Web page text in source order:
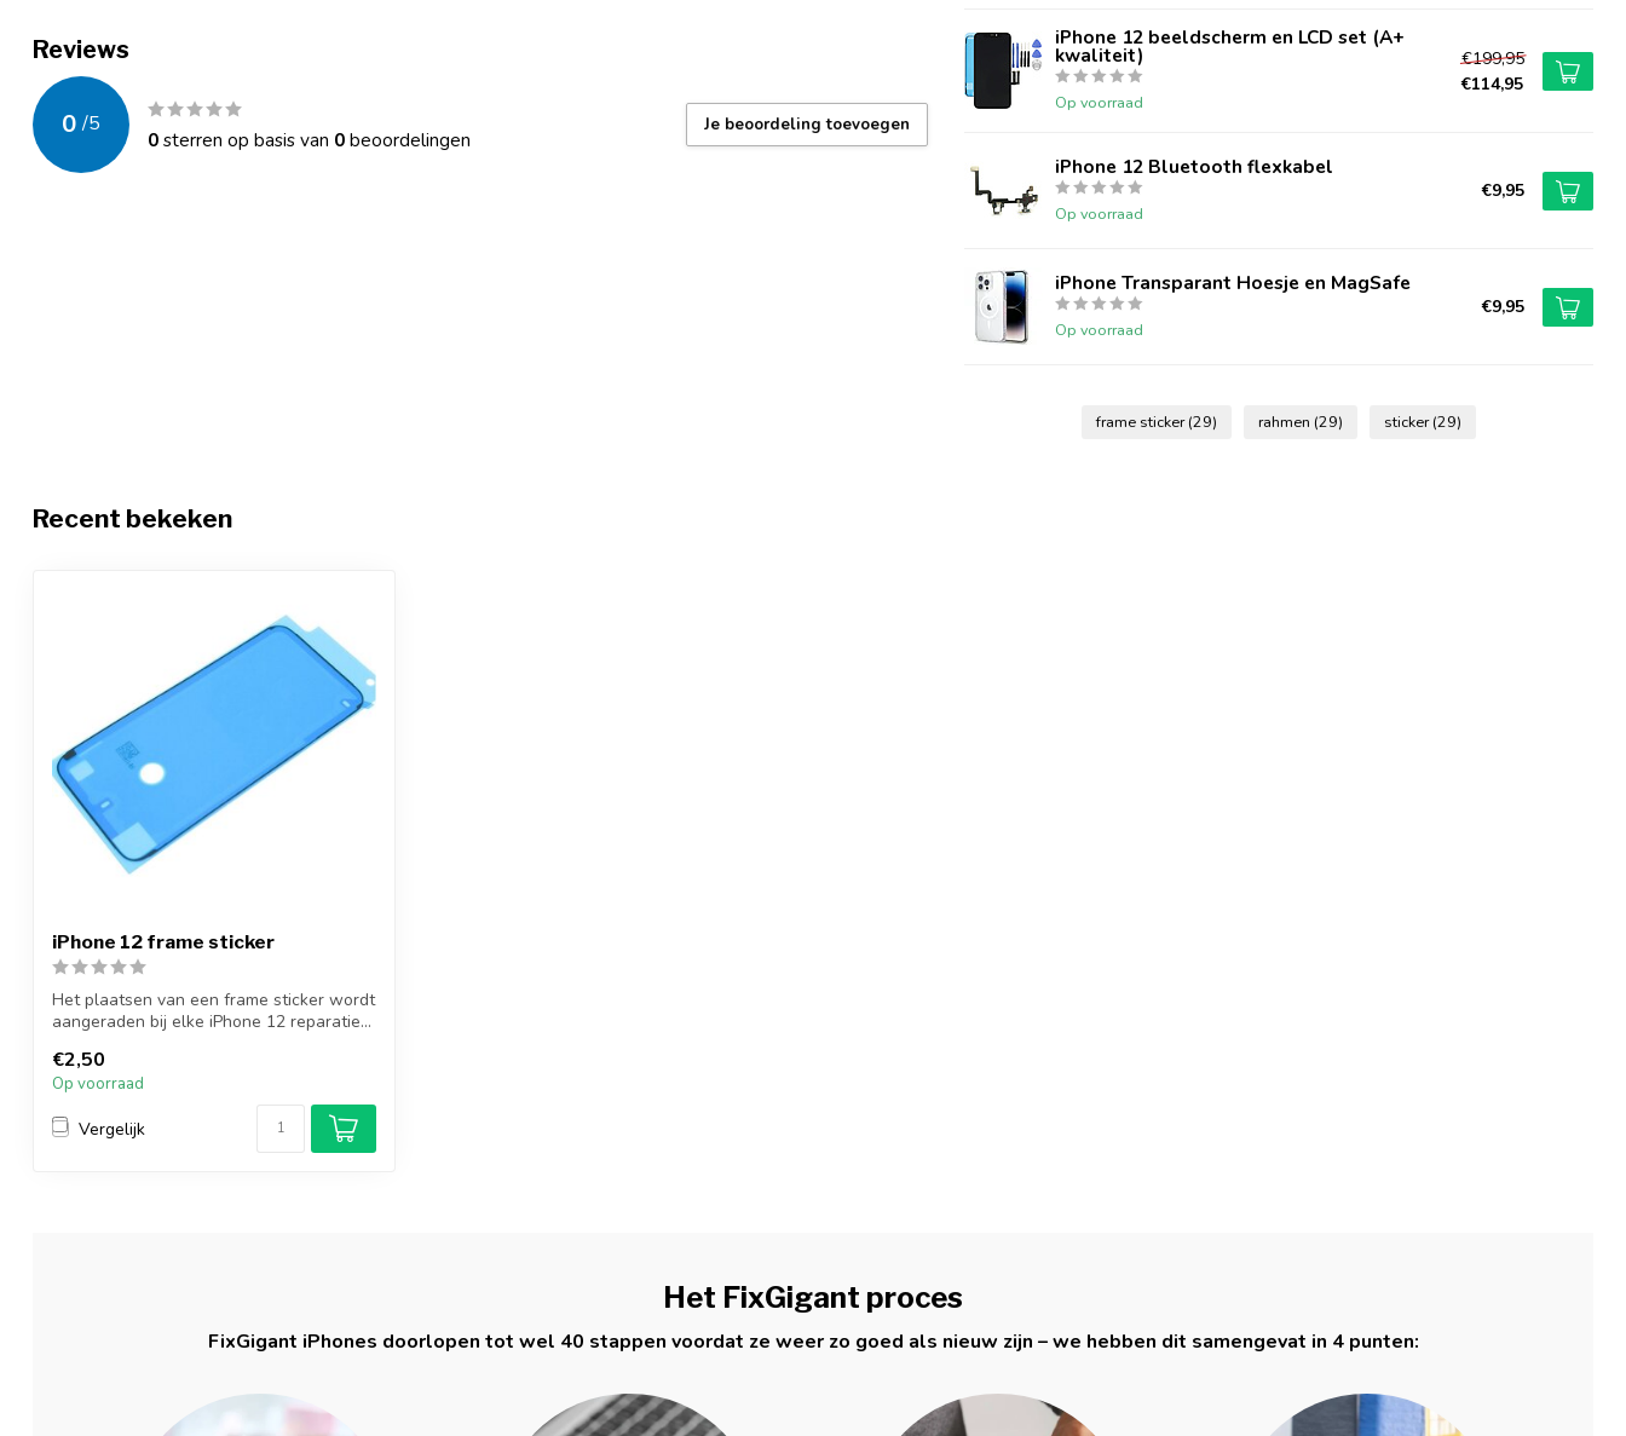
Reviews
0 /5
0sterren op basis van 0beoordelingen
Je beoordeling toevoegen
iPhone 12 beeldscherm en LCD set (A+
kwaliteit)
Op voorraad
€199,95
€114,95
iPhone 12 Bluetooth flexkabel
Op voorraad
€9,95
iPhone Transparant Hoesje en MagSafe
Op voorraad
€9,95
frame sticker(29) rahmen (29) sticker(29)
Recent bekeken
iPhone 12 frame sticker
Het plaatsen van een frame sticker wordt
aangeraden bij elke iPhone 12 reparatie...
€2,50
Op voorraad
Vergelijk
Het FixGigant proces
FixGigant iPhones doorlopen tot wel 40 stappen voordat ze weer zo goed als nieuw zijn – we hebben dit samengevat in 4 punten: